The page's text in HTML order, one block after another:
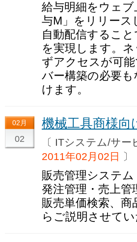
給与明細をウェ
与M」をリリース
自動配信するこ
を実現します。
ずアクセスが可
バー構築の必要
けます。
02月
02
機械工具商様向
〔 ITシステム/サ
2011年02月02日
〕
販売管理システ
発注管理・売上
販売単価検索、
らご説明させてい